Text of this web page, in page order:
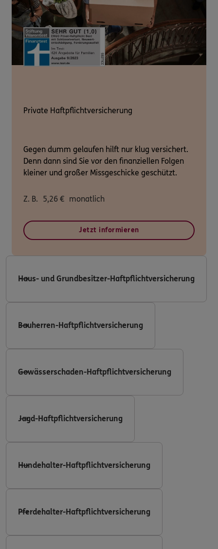
Private Haftpflichtversicherung
Gegen dumm gelaufen hilft nur klug versichert.
Denn dann sind Sie vor den finanziellen Folgen
kleiner und großer Missgeschicke geschützt.
Z. B. 5,26 € monatlich
Jetzt informieren
Haus- und Grundbesitzer-Haftpflichtversicherung
Bauherren-Haftpflichtversicherung
Gewässerschaden-Haftpflichtversicherung
Jagd-Haftpflichtversicherung
Hundehalter-Haftpflichtversicherung
Pferdehalter-Haftpflichtversicherung